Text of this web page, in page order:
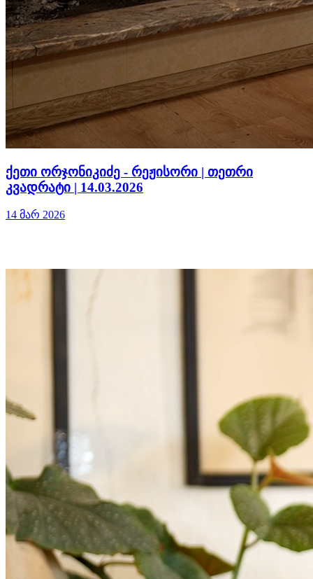
ქეთი ორჯონიკიძე - რეჟისორი | თეთრი
კვადრატი | 14.03.2026
14 მარ 2026